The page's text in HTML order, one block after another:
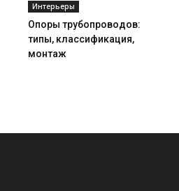
Интерьеры
Опоры трубопроводов:
типы, классификация,
монтаж